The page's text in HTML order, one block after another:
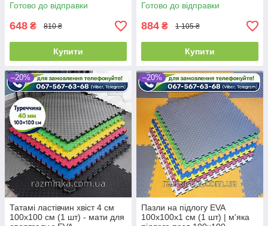
Готово до відправки
648 ₴ 810 ₴
Купити
Готово до відправки
884 ₴ 1 105 ₴
Купити
–20%
Татамі ластівчин хвіст 4 см
100х100 см (1 шт) - мати для
–20%
Пазли на підлогу EVA
100х100х1 см (1 шт) | м'яка